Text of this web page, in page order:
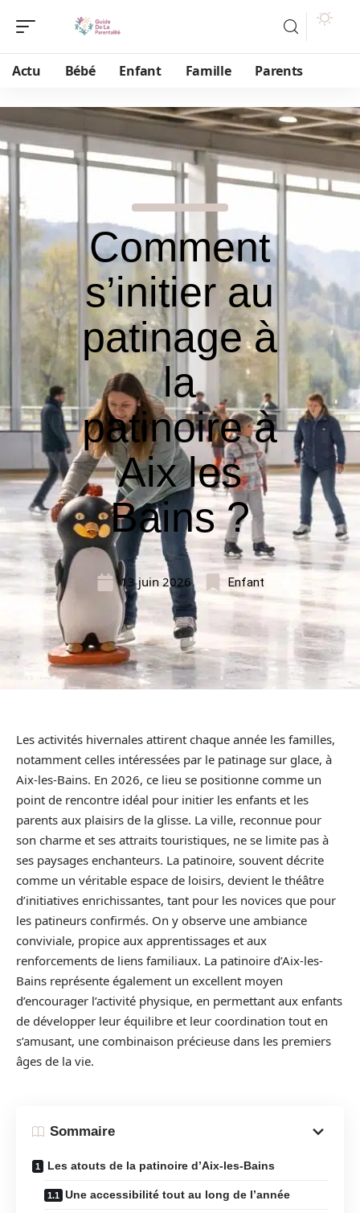
Actu Bébé Enfant Famille Parents
Comment
s’initier au
patinage à
la
patinoire à
Aix les
Bains ?
13 juin 2026 Enfant
Les activités hivernales attirent chaque année les familles,
notamment celles intéressées par le patinage sur glace, à
Aix-les-Bains. En 2026, ce lieu se positionne comme un
point de rencontre idéal pour initier les enfants et les
parents aux plaisirs de la glisse. La ville, reconnue pour
son charme et ses attraits touristiques, ne se limite pas à
ses paysages enchanteurs. La patinoire, souvent décrite
comme un véritable espace de loisirs, devient le théâtre
d’initiatives enrichissantes, tant pour les novices que pour
les patineurs confirmés. On y observe une ambiance
conviviale, propice aux apprentissages et aux
renforcements de liens familiaux. La patinoire d’Aix-les-
Bains représente également un excellent moyen
d’encourager l’activité physique, en permettant aux enfants
de développer leur équilibre et leur coordination tout en
s’amusant, une combinaison précieuse dans les premiers
âges de la vie.
Sommaire
Les atouts de la patinoire d’Aix-les-Bains
Une accessibilité tout au long de l’année